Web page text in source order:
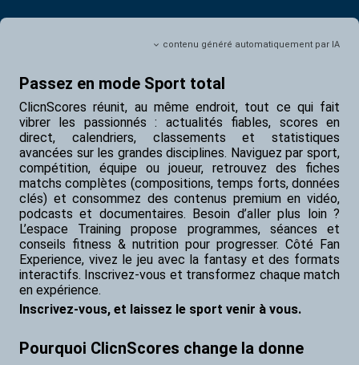
contenu généré automatiquement par IA
Passez en mode Sport total
ClicnScores réunit, au même endroit, tout ce qui fait
vibrer les passionnés : actualités fiables, scores en
direct, calendriers, classements et statistiques
avancées sur les grandes disciplines. Naviguez par sport,
compétition, équipe ou joueur, retrouvez des fiches
matchs complètes (compositions, temps forts, données
clés) et consommez des contenus premium en vidéo,
podcasts et documentaires. Besoin d’aller plus loin ?
L’espace Training propose programmes, séances et
conseils fitness & nutrition pour progresser. Côté Fan
Experience, vivez le jeu avec la fantasy et des formats
interactifs. Inscrivez-vous et transformez chaque match
en expérience.
Inscrivez-vous, et laissez le sport venir à vous.
Pourquoi ClicnScores change la donne